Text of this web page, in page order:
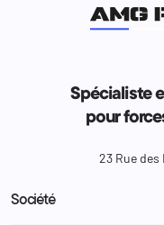
Spécialiste
pour
23 Rue des
Société